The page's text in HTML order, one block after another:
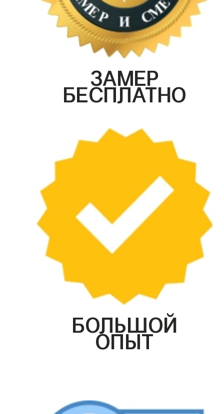
ЗАМЕР
БЕСПЛАТНО
БОЛЬШОЙ
ОПЫТ